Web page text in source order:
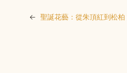
← 聖誕花藝：從朱頂紅到松